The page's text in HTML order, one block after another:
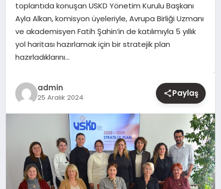
YAŞAM
toplantıda konuşan USKD Yönetim Kurulu Başkanı
Ayla Alkan, komisyon üyeleriyle, Avrupa Birliği Uzmanı
ve akademisyen Fatih Şahin’in de katılımıyla 5 yıllık
yol haritası hazırlamak için bir stratejik plan
hazırladıklarını…
admin
25 Aralık 2024 Paylaş